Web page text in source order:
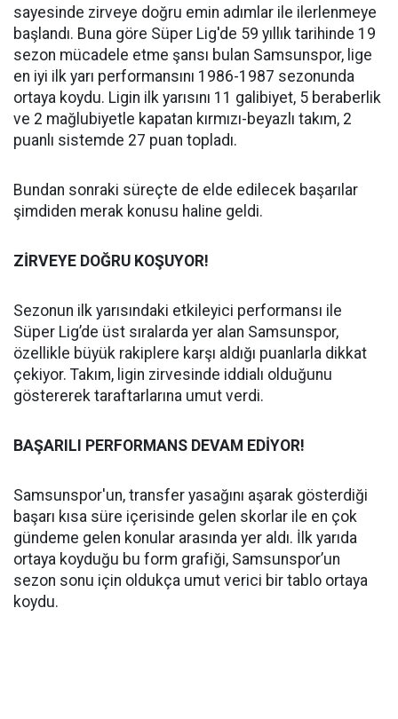
sayesinde zirveye doğru emin adımlar ile ilerlenmeye
başlandı. Buna göre Süper Lig'de 59 yıllık tarihinde 19
sezon mücadele etme şansı bulan Samsunspor, lige
en iyi ilk yarı performansını 1986-1987 sezonunda
ortaya koydu. Ligin ilk yarısını 11 galibiyet, 5 beraberlik
ve 2 mağlubiyetle kapatan kırmızı-beyazlı takım, 2
puanlı sistemde 27 puan topladı.
Bundan sonraki süreçte de elde edilecek başarılar
şimdiden merak konusu haline geldi.
ZİRVEYE DOĞRU KOŞUYOR!
Sezonun ilk yarısındaki etkileyici performansı ile
Süper Lig’de üst sıralarda yer alan Samsunspor,
özellikle büyük rakiplere karşı aldığı puanlarla dikkat
çekiyor. Takım, ligin zirvesinde iddialı olduğunu
göstererek taraftarlarına umut verdi.
BAŞARILI PERFORMANS DEVAM EDİYOR!
Samsunspor'un, transfer yasağını aşarak gösterdiği
başarı kısa süre içerisinde gelen skorlar ile en çok
gündeme gelen konular arasında yer aldı. İlk yarıda
ortaya koyduğu bu form grafiği, Samsunspor’un
sezon sonu için oldukça umut verici bir tablo ortaya
koydu.